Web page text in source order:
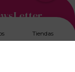
Tiendas